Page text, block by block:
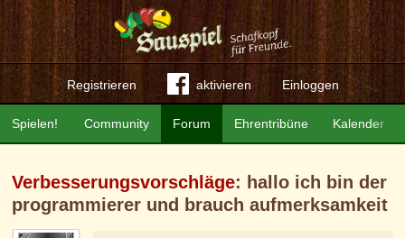
Registrieren aktivieren Einloggen
Community Forum Ehrentribüne Kalender
Spielen!
Verbesserungsvorschläge: hallo ich bin der
programmierer und brauch aufmerksamkeit